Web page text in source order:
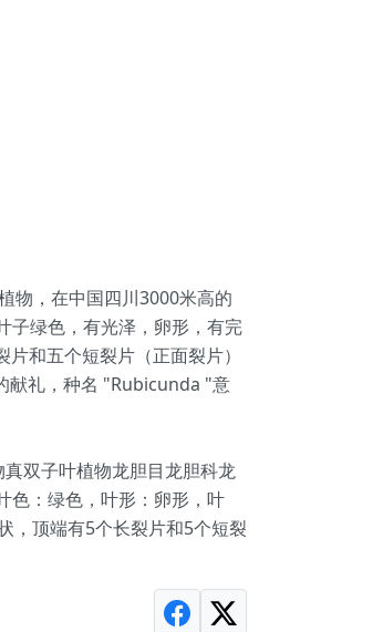
物，在中国四川3000米高的
子绿色，有光泽，卵形，有完
和五个短裂片（正面裂片）
献礼，种名 "Rubicunda "意
双子叶植物龙胆目龙胆科龙
色：绿色，叶形：卵形，叶
，顶端有5个长裂片和5个短裂